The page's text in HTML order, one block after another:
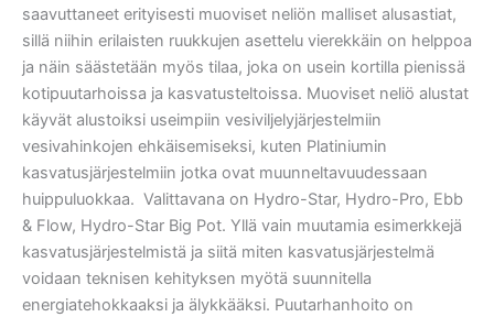
saavuttaneet erityisesti muoviset neliön malliset alusastiat,
sillä niihin erilaisten ruukkujen asettelu vierekkäin on helppoa
ja näin säästetään myös tilaa, joka on usein kortilla pienissä
kotipuutarhoissa ja kasvatusteltoissa. Muoviset neliö alustat
käyvät alustoiksi useimpiin vesiviljelyjärjestelmiin
vesivahinkojen ehkäisemiseksi, kuten Platiniumin
kasvatusjärjestelmiin jotka ovat muunneltavuudessaan
huippuluokkaa. Valittavana on Hydro-Star, Hydro-Pro, Ebb
& Flow, Hydro-Star Big Pot. Yllä vain muutamia esimerkkejä
kasvatusjärjestelmistä ja siitä miten kasvatusjärjestelmä
voidaan teknisen kehityksen myötä suunnitella
energiatehokkaaksi ja älykkääksi. Puutarhanhoito on